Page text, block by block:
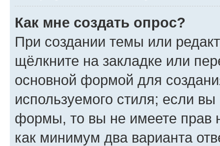
Как мне создать опрос?
При создании темы или
щёлкните на закладке или
основной формой для
используемого стиля; если
формы, то вы не имеете прав
как минимум два варианта